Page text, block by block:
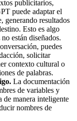
publicitarios,
puede adaptar el
generando resultados
Esto es algo
están diseñados.
puedes
solicitar
contexto cultural o
de palabras.
La documentación
de variables y
de manera inteligente
nombres de